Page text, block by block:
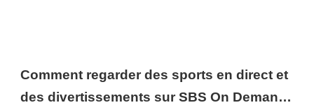
Comment regarder des sports en direct et
des divertissements sur SBS On Demand